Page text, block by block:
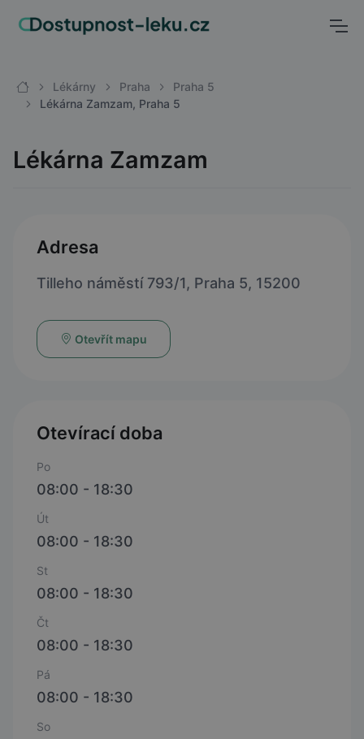
Lékárny Praha
Praha 5
Lékárna Zamzam, Praha 5
Lékárna Zamzam
Adresa
Tilleho náměstí 793/1, Praha 5, 15200
Otevřít mapu
Otevírací doba
Po
08:00 - 18:30
Út
08:00 - 18:30
St
08:00 - 18:30
Čt
08:00 - 18:30
Pá
08:00 - 18:30
So